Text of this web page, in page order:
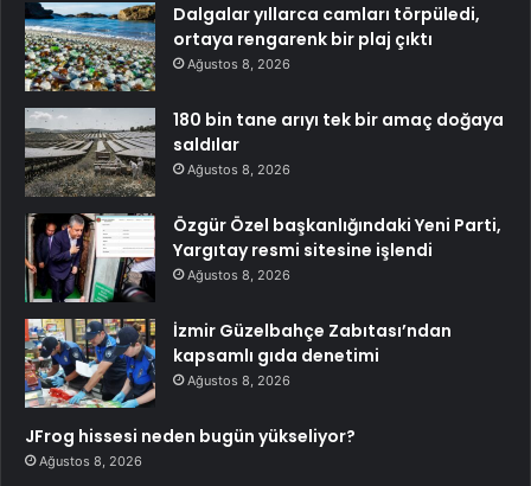
Dalgalar yıllarca camları törpüledi,
ortaya rengarenk bir plaj çıktı
Ağustos 8, 2026
180 bin tane arıyı tek bir amaç doğaya
saldılar
Ağustos 8, 2026
Özgür Özel başkanlığındaki Yeni Parti,
Yargıtay resmi sitesine işlendi
Ağustos 8, 2026
İzmir Güzelbahçe Zabıtası’ndan
kapsamlı gıda denetimi
Ağustos 8, 2026
JFrog hissesi neden bugün yükseliyor?
Ağustos 8, 2026